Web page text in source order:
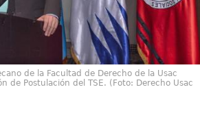
de la Facultad de Derecho de la Usac
de Postulación del TSE. (Foto: Derecho Usac